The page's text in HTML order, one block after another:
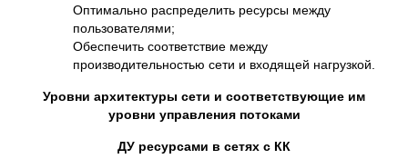
Оптимально распределить ресурсы между
пользователями;
Обеспечить соответствие между
производительностью сети и входящей нагрузкой.
Уровни архитектуры сети и соответствующие им
уровни управления потоками
ДУ ресурсами в сетях с КК